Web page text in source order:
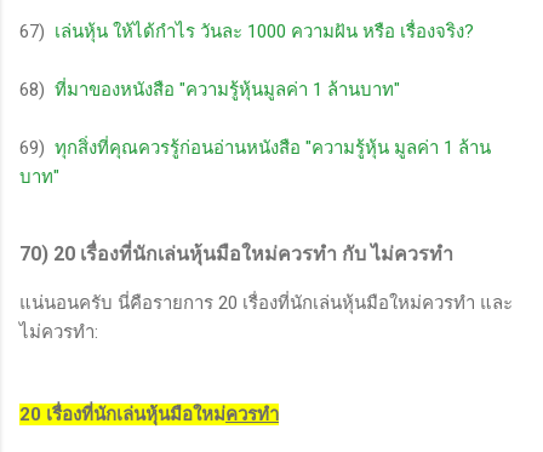
67) เล่นหุ้น ให้ได้กําไร วันละ 1000 ความฝัน หรือ เรื่องจริง?
68) ที่มาของหนังสือ "ความรู้หุ้นมูลค่า 1 ล้านบาท"
69) ทุกสิ่งที่คุณควรรู้ก่อนอ่านหนังสือ "ความรู้หุ้น มูลค่า 1 ล้าน
บาท"
70) 20 เรื่องที่นักเล่นหุ้นมือใหม่ควรทำ กับ ไม่ควรทำ
แน่นอนครับ นี่คือรายการ 20 เรื่องที่นักเล่นหุ้นมือใหม่ควรทำ และ
ไม่ควรทำ:
20 เรื่องที่นักเล่นหุ้นมือใหม่ควรทำ